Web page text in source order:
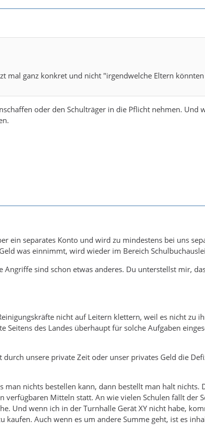
mal ganz konkret und nicht "irgendwelche Eltern
oder den Schulträger in die Pflicht nehmen.
ein separates Konto und wird zu mindestens bei uns
was einnimmt, wird wieder im Bereich
Angriffe sind schon etwas anderes. Du unterstellst mir,
nicht auf Leitern klettern, weil es nicht zu
Seitens des Landes überhaupt für solche Aufgaben
unsere private Zeit oder unser privates Geld die
man nichts bestellen kann, dann bestellt man halt nichts.
verfügbaren Mitteln statt. An wie vielen Schulen fällt der
Und wenn ich in der Turnhalle Gerät XY nicht habe,
kaufen. Auch wenn es um andere Summe geht, ist es